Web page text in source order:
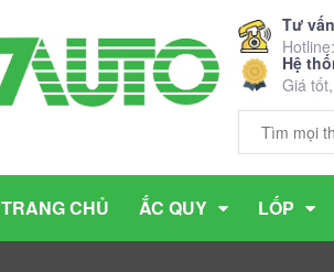
Tư
Hotline:
Hệ
Giá
TRANG CHỦ ẮC QUY LỐP